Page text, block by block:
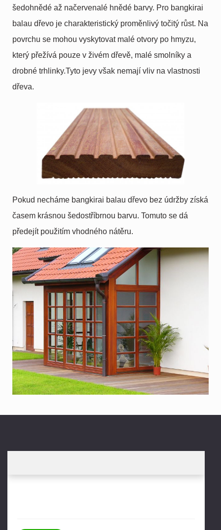
šedohnědé až načervenalé hnědé barvy. Pro bangkirai
balau dřevo je charakteristický proměnlivý točitý růst. Na
povrchu se mohou vyskytovat malé otvory po hmyzu,
který přežívá pouze v živém dřevě, malé smolníky a
drobné trhlinky.Tyto jevy však nemají vliv na vlastnosti
dřeva.
Pokud necháme bangkirai balau dřevo bez údržby získá
časem krásnou šedostříbrnou barvu. Tomuto se dá
předejít použitím vhodného nátěru.